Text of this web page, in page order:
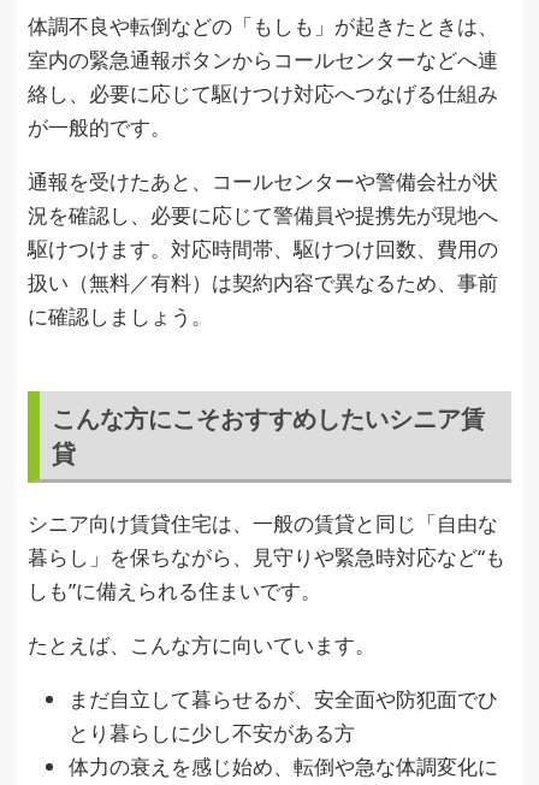
体調不良や転倒などの「もしも」が起きたときは、
室内の緊急通報ボタンからコールセンターなどへ連
絡し、必要に応じて駆けつけ対応へつなげる仕組み
が一般的です。
通報を受けたあと、コールセンターや警備会社が状
況を確認し、必要に応じて警備員や提携先が現地へ
駆けつけます。対応時間帯、駆けつけ回数、費用の
扱い（無料／有料）は契約内容で異なるため、事前
に確認しましょう。
こんな方にこそおすすめしたいシニア賃
貸
シニア向け賃貸住宅は、一般の賃貸と同じ「自由な
暮らし」を保ちながら、見守りや緊急時対応など“も
しも”に備えられる住まいです。
たとえば、こんな方に向いています。
まだ自立して暮らせるが、安全面や防犯面でひ
とり暮らしに少し不安がある方
体力の衰えを感じ始め、転倒や急な体調変化に